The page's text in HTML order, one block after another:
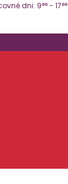
dni: 9°° - 17°°